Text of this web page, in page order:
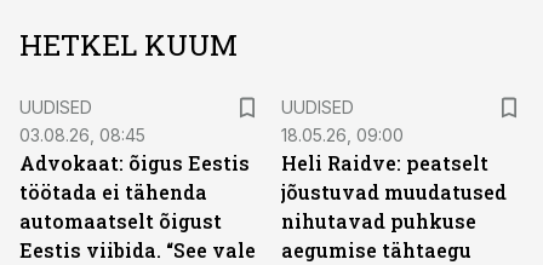
HETKEL KUUM
UUDISED
03.08.26, 08:45
Advokaat: õigus Eestis
töötada ei tähenda
automaatselt õigust
Eestis viibida. “See vale
UUDISED
18.05.26, 09:00
Heli Raidve: peatselt
jõustuvad muudatused
nihutavad puhkuse
aegumise tähtaegu